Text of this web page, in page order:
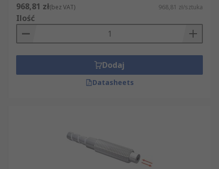
968,81 zł(bez VAT) 968,81 zł/sztuka
Ilość
Dodaj
Datasheets